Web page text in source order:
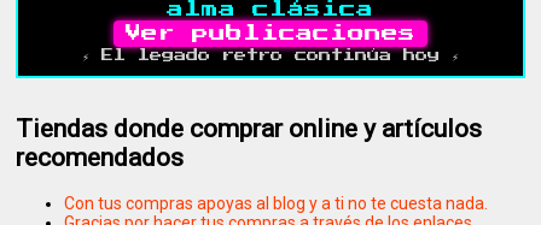
alma clásica
Ver publicaciones
⚡ El legado retro continúa hoy ⚡
Tiendas donde comprar online y artículos
recomendados
Con tus compras apoyas al blog y a ti no te cuesta nada.